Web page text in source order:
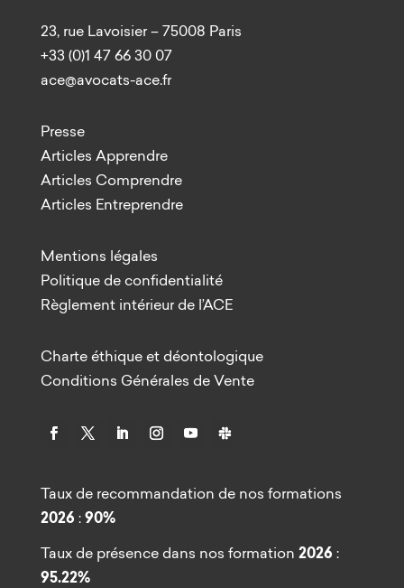
23, rue Lavoisier – 75008 Paris
+33 (0)1 47 66 30 07
ace@avocats-ace.fr
Presse
Articles Apprendre
Articles Comprendre
Articles Entreprendre
Mentions légales
Politique de confidentialité
Règlement intérieur de l’ACE
Charte éthique et déontologique
Conditions Générales de Vente
Taux de recommandation de nos formations
2026 :90%
Taux de présence dans nos formation 2026 :
95.22%